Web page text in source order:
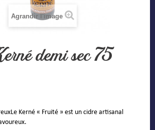
Agrandir l'image
demi sec 75
Kerné « Fruité » est un cidre artisanal